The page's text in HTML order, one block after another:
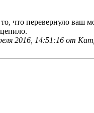
что перевернуло ваш
2016, 14:51:16 от